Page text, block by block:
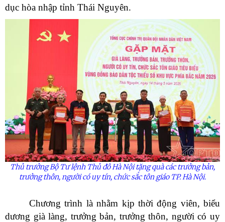
dục hòa nhập tỉnh Thái Nguyên.
Thủ trưởng Bộ Tư lệnh Thủ đô Hà Nội tặng quà các trưởng bản,
trưởng thôn, người có uy tín, chức sắc tôn giáo TP. Hà Nội.
Chương trình là nhằm kịp thời động viên, biểu
dương già làng, trưởng bản, trưởng thôn, người có uy